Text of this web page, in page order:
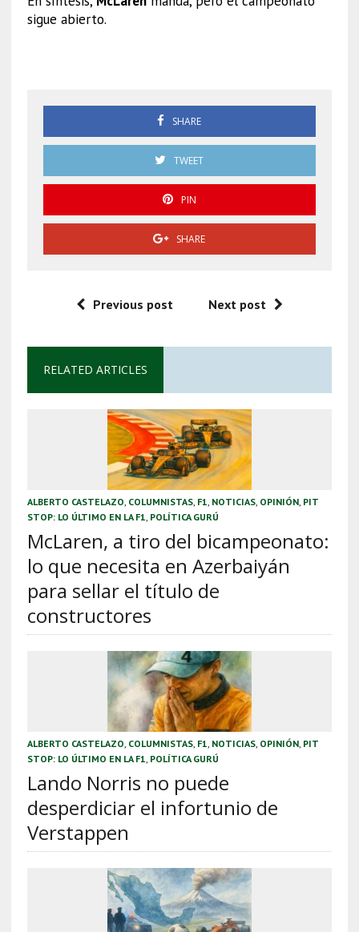
sigue abierto.
SHARE
TWEET
PIN
SHARE
Previous post Next post
RELATED ARTICLES
ALBERTO CASTELAZO, COLUMNISTAS, F1, NOTICIAS, OPINIÓN, PIT
STOP: LO ÚLTIMO EN LA F1, POLÍTICA GURÚ
McLaren, a tiro del bicampeonato:
lo que necesita en Azerbaiyán
para sellar el título de
constructores
ALBERTO CASTELAZO, COLUMNISTAS, F1, NOTICIAS, OPINIÓN, PIT
STOP: LO ÚLTIMO EN LA F1, POLÍTICA GURÚ
Lando Norris no puede
desperdiciar el infortunio de
Verstappen